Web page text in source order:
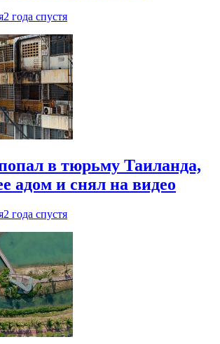
2 года спустя
в тюрьму Таиланда,
адом и снял на видео
2 года спустя